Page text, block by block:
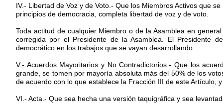
IV.- Libertad de Voz y de Voto.- Que los Miembros Activos que
principios de democracia, completa libertad de voz y de voto.
Toda actitud de cualquier Miembro o de la Asamblea en
corregida por el Presidente de la Asamblea. El Presidente
democrático en los trabajos que se vayan desarrollando.
V.- Acuerdos Mayoritarios y No Contradictorios.- Que los
grande, se tomen por mayoría absoluta más del 50% de los
de acuerdo con lo que establece la Fracción III de este Artículo,
VI.- Acta.- Que sea hecha una versión taquigráfica y sea